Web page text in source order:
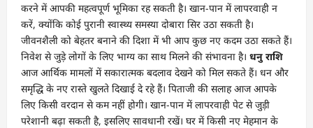
करने में आपकी महत्वपूर्ण भूमिका रह सकती है। खान-पान में लापरवाही न
करें, क्योंकि कोई पुरानी स्वास्थ्य समस्या दोबारा सिर उठा सकती है।
जीवनशैली को बेहतर बनाने की दिशा में भी आप कुछ नए कदम उठा सकते हैं।
निवेश से जुड़े लोगों के लिए भाग्य का साथ मिलने की संभावना है। धनु राशि
आज आर्थिक मामलों में सकारात्मक बदलाव देखने को मिल सकते हैं। धन और
समृद्धि के नए रास्ते खुलते दिखाई दे रहे हैं। पिताजी की सलाह आज आपके
लिए किसी वरदान से कम नहीं होगी। खान-पान में लापरवाही पेट से जुड़ी
परेशानी बढ़ा सकती है, इसलिए सावधानी रखें। घर में किसी नए मेहमान के